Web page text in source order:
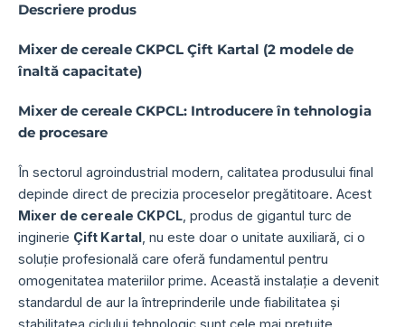
Descriere produs
Mixer de cereale CKPCL Çift Kartal (2 modele de
înaltă capacitate)
Mixer de cereale CKPCL: Introducere în tehnologia
de procesare
În sectorul agroindustrial modern, calitatea produsului final
depinde direct de precizia proceselor pregătitoare. Acest
Mixer de cereale CKPCL, produs de gigantul turc de
inginerie Çift Kartal, nu este doar o unitate auxiliară, ci o
soluție profesională care oferă fundamentul pentru
omogenitatea materiilor prime. Această instalație a devenit
standardul de aur la întreprinderile unde fiabilitatea și